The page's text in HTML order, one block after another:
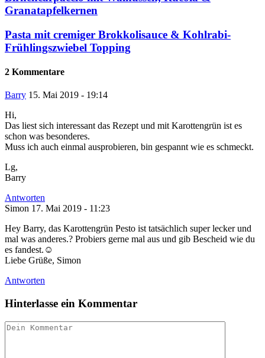
Granatapfelkernen
Pasta mit cremiger Brokkolisauce & Kohlrabi-
Frühlingszwiebel Topping
2 Kommentare
Barry 15. Mai 2019 - 19:14
Hi,
Das liest sich interessant das Rezept und mit Karottengrün ist es
schon was besonderes.
Muss ich auch einmal ausprobieren, bin gespannt wie es schmeckt.
Lg,
Barry
Antworten
Simon 17. Mai 2019 - 11:23
Hey Barry, das Karottengrün Pesto ist tatsächlich super lecker und
mal was anderes.? Probiers gerne mal aus und gib Bescheid wie du
es fandest.☺️
Liebe Grüße, Simon
Antworten
Hinterlasse ein Kommentar